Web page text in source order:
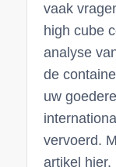
vaak
high cube
analyse
de
uw
vervoerd.
artikel hier.